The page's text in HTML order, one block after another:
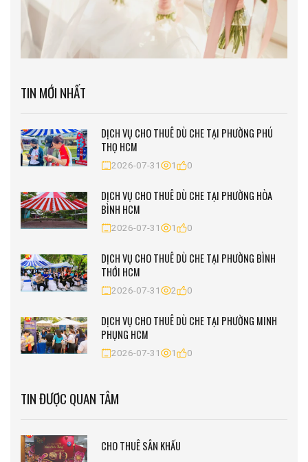
TIN MỚI NHẤT
DỊCH VỤ CHO THUÊ DÙ CHE TẠI PHƯỜNG PHÚ
THỌ HCM
2026-07-31 1 0
DỊCH VỤ CHO THUÊ DÙ CHE TẠI PHƯỜNG HÒA
BÌNH HCM
2026-07-31 1 0
DỊCH VỤ CHO THUÊ DÙ CHE TẠI PHƯỜNG BÌNH
THỚI HCM
2026-07-31 2 0
DỊCH VỤ CHO THUÊ DÙ CHE TẠI PHƯỜNG MINH
PHỤNG HCM
2026-07-31 1 0
TIN ĐƯỢC QUAN TÂM
CHO THUÊ SÂN KHẤU